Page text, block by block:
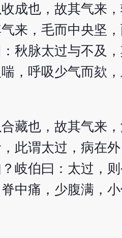
成也，故其气来
来，毛而中央坚
秋脉太过与不及
，呼吸少气而欬
藏也，故其气来
此谓太过，病在
岐伯曰：太过，则
中痛，少腹满，